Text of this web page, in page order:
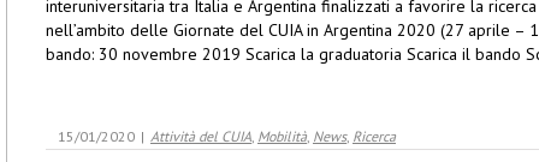
interuniversitaria tra Italia e Argentina finalizzati a favorire la
nell’ambito delle Giornate del CUIA in Argentina 2020 (27 aprile –
bando: 30 novembre 2019 Scarica la graduatoria Scarica il bando
15/01/2020 | Attività del CUIA, Mobilità, News, Ricerca